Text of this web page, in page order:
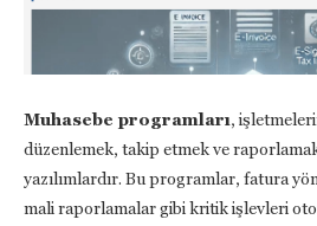
Muhasebe programları,
düzenlemek, takip etmek ve
yazılımlardır. Bu programlar, fatura
mali raporlamalar gibi kritik işlevleri